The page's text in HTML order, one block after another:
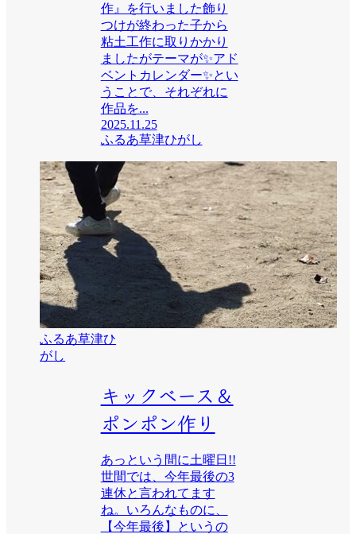
作』を行いました飾り
つけが終わった子から
粘土工作に取りかかり
ましたがテーマが✨アド
ベントカレンダー✨とい
うことで、それぞれに
作品を...
2025.11.25
ふるあ草津ひがし
ふるあ草津ひ
がし
キックベース＆
ポンポン作り
あっという間に土曜日!!
世間では、今年最後の3
連休と言われてます
ね。いろんなものに、
【今年最後】というの